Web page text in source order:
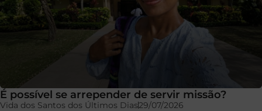
É possível se arrepender de servir missão?
Vida dos Santos dos Últimos Dias29/07/2026